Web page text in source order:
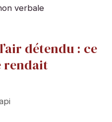
verbale
détendu : ce
rendait